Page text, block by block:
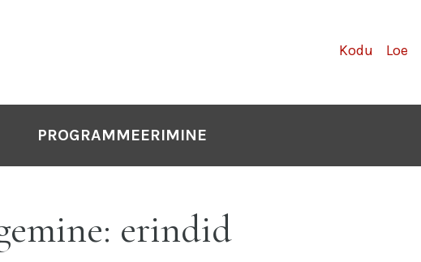
Kodu Loe
PROGRAMMEERIMINE
erindid